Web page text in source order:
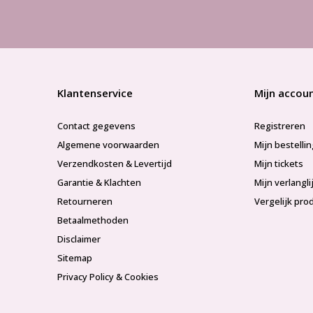
Klantenservice
Contact gegevens
Algemene voorwaarden
Verzendkosten & Levertijd
Garantie & Klachten
Retourneren
Betaalmethoden
Disclaimer
Sitemap
Privacy Policy & Cookies
Mijn
Registreren
Mijn
Mijn tickets
Mijn
Vergelijk